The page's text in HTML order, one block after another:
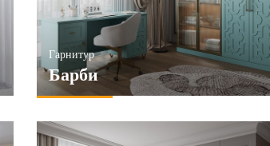
Гарнитур
Барби